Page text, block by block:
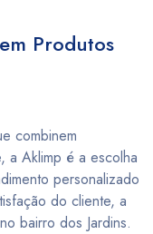
Produtos
combinem
a Aklimp é a escolha
personalizado
do cliente, a
bairro dos Jardins.